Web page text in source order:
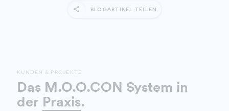
BLOGARTIKEL TEILEN
KUNDEN & PROJEKTE
Das M.O.O.CON System in
der Praxis.